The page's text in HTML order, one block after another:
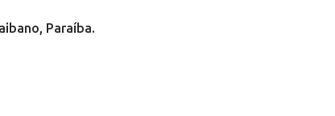
Paraíba.